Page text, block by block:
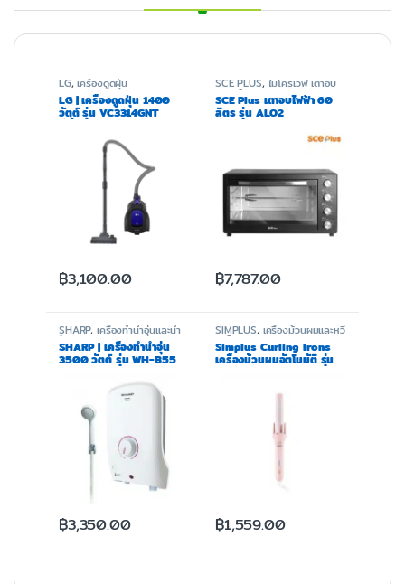
LG,เครื่องดูดฝุ่น
LG | เครื่องดูดฝุ่น 1400
วัตต์ รุ่น VC3314GNT
฿3,100.00
SCE PLUS, ไมโครเวฟ เตาอบ
และหม้อทอด
SCE Plus เตาอบไฟฟ้า 60
ลิตร รุ่น ALO2
฿7,787.00
SHARP,เครื่องทำน้ำอุ่นและน้ำ
ร้อน
SHARP | เครื่องทำน้ำอุ่น
3500 วัตต์ รุ่น WH-B55
฿3,350.00
SIMPLUS, เครื่องม้วนผมและหวี
ไดร์
Simplus Curling Irons
เครื่องม้วนผมอัตโนมัติ รุ่น
JFBA010 ขนาด 32 มม.
฿1,559.00